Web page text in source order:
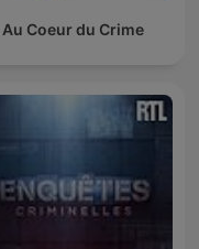
Au Coeur du Crime